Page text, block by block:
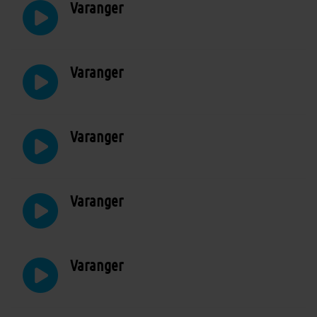
Varanger
Varanger
Varanger
Varanger
Varanger